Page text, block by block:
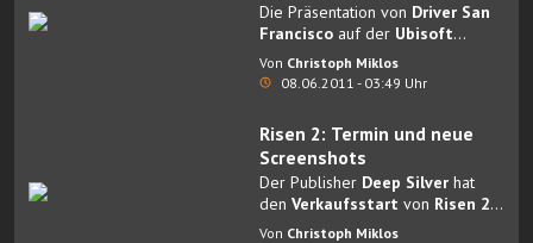
Die Präsentation von Driver San
Francisco auf der Ubisoft
Pressekonferenz.
Von Christoph Miklos
08.06.2011 - 03:49 Uhr
Risen 2: Termin und neue
Screenshots
Der Publisher Deep Silver hat
den Verkaufsstart von Risen 2
eingegrenzt.
Von Christoph Miklos